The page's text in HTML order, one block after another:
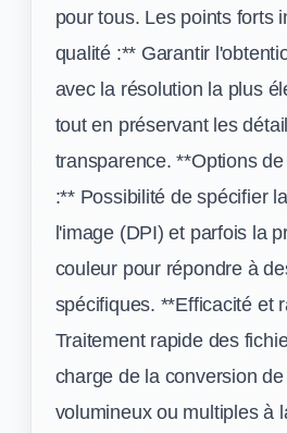
pour tous. Les points forts
qualité :** Garantir
avec la résolution la plus
tout en préservant les
transparence. **Options
:** Possibilité de spécifier
l'image (DPI) et parfois la
couleur pour répondre à
spécifiques. **Efficacité et
Traitement rapide des
charge de la conversion
volumineux ou multiples à